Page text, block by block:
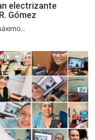
electrizante
Gómez